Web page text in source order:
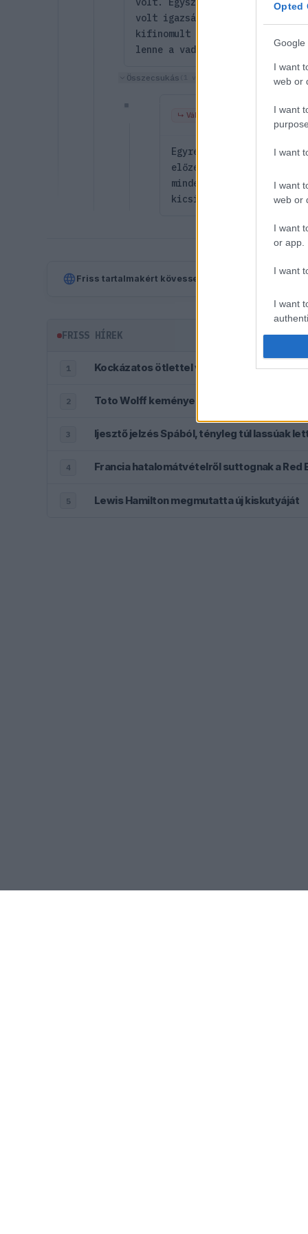
Opted
Google
I want
web or
I want
I want
I want
web or
I want
or app.
I want
I want
volt igazságos az az abu
kifinomult aero miatt
lenne a vadászatnak.
Összecsukás
↳ Válasz
Egyrészt, másrészt meg
előzés. Építsék szépen
mindenhol, kezdjük ott.
kicsi az a "kanyar")
Friss tartalmakért kövessetek minket a Google
FRISS HÍREK
1 Kockázatos ötlettel villant a Ferrari,
2 Toto Wolff keményen beszólt a panaszodó
3
4 Francia hatalomátvételről suttognak a Red
5 Lewis Hamilton megmutatta új kiskutyáját